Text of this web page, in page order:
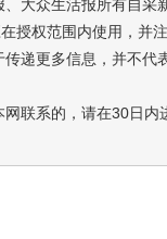
大众生活报所有自采
权范围内使用，并注
递更多信息，并不代
联系的，请在30日内